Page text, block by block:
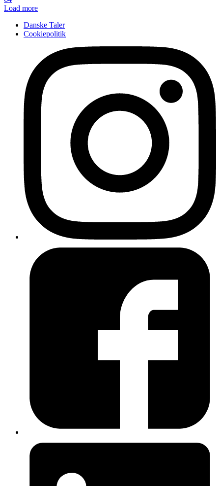
Load more
Danske Taler
Cookiepolitik